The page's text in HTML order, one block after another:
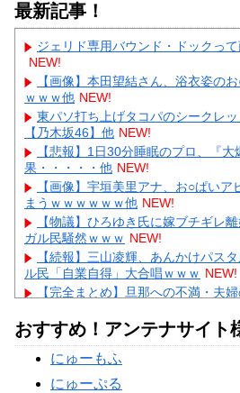
最新記事！
ジェリド専用バウンド・ドックっ
NEW!
【画像】本田望結さん、浴衣姿の
ｗｗｗ他 NEW!
東パソ打ち上げタコパのシークレッ
【乃木坂46】他 NEW!
【悲報】1日30分睡眠のプロ、『
果・・・・・他 NEW!
【画像】宇垣美里アナ、お○ぱい
まうｗｗｗｗｗｗ他 NEW!
【物議】ひろゆき氏に嫁ブチギレ
ガル民騒然ｗｗｗ NEW!
【続報】三山凌輝、あんかけパス
ル民「自業自得」大合唱ｗｗｗ NEW!
【完全まとめ】旦那への不満・夫
【驚愕】及川光博57歳で再婚発表→
「57の方が衝撃」ｗｗｗ NEW!
【衝撃】巨人・高梨雄平にお泊ま
士たれ」総ツッコミｗｗｗ
おすすめ！アンテナサイト
にゅーもふ
にゅーぷる